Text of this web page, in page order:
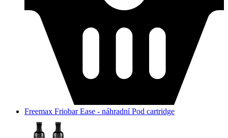
Freemax Friobar Ease - náhradní Pod cartridge